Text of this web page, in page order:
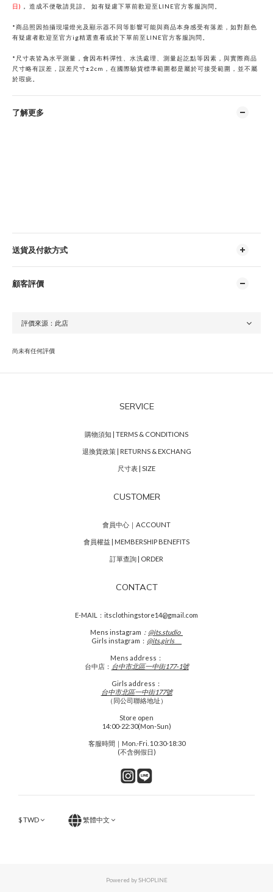
日) ， 造成不便敬請見諒。 如有疑慮下單前歡迎至LINE官方客服詢問。
*商品照因拍攝現場燈光及顯示器不同等影響可能與商品本身感受有落差，如對顏色
有疑慮者歡迎至官方ig精選查看或於下單前至LINE官方客服詢問。
* 尺寸表皆為水平測量，會因布料彈性、水洗處理、測量起訖點等因素，與實際商品
尺寸略有誤差，誤差尺寸±2cm，在國際驗貨標準範圍都是屬於可接受範圍，並不屬
於瑕疵。
了解更多
送貨及付款方式
顧客評價
尚未有任何評價
SERVICE
購物須知 | TERMS & CONDITIONS
退換貨政策 | RETURNS & EXCHANG
尺寸表 | SIZE
CUSTOMER
會員中心｜ACCOUNT
會員權益 | MEMBERSHIP BENEFITS
訂單查詢 | ORDER
CONTACT
E-MAIL：itsclothingstore14@gmail.com
Mens instagram ： @its.studio_
Girls instagram： @its.girls___
Mens address：
台中店： 台中市北區一中街177-1號
Girls address：
台中市北區一中街177號
（同公司聯絡地址）
Store open
14:00-22:30(Mon-Sun)
客服時間｜Mon.-Fri. 10:30-18:30
(不含例假日)
$TWD 繁體中文
Powered by SHOPLINE